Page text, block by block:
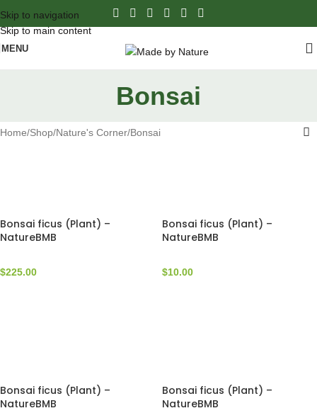
Skip to navigation
Skip to main content
MENU
Bonsai
Home Shop Nature's Corner Bonsai
Bonsai ficus (Plant) –
NatureBMB
$225.00
Bonsai ficus (Plant) –
NatureBMB
$10.00
Bonsai ficus (Plant) –
NatureBMB
Bonsai ficus (Plant) –
NatureBMB